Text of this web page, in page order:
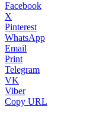
Facebook
X
Pinterest
WhatsApp
Email
Print
Telegram
VK
Viber
Copy URL